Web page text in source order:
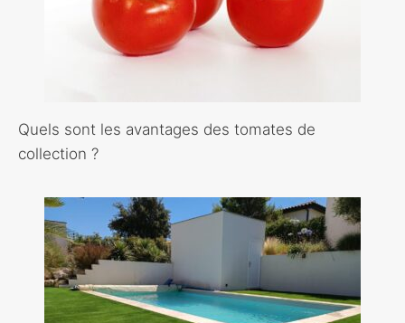
Quels sont les avantages des tomates de
collection ?